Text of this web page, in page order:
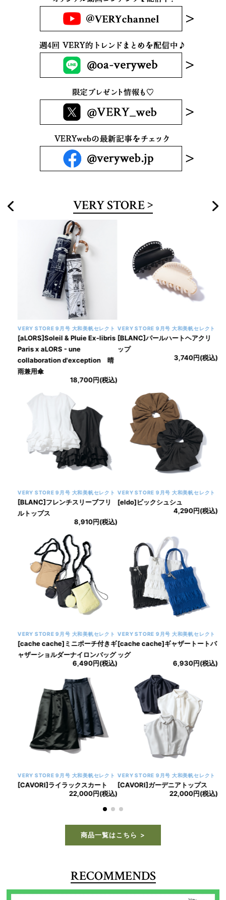
VERY STORE
VERY STORE 9月号 大和美帆セレクト
[aLORS]Soleil & Pluie Ex-libris
Paris x aLORS - une
collaboration d'exception 晴
雨兼用傘
18,700円(税込)
VERY STORE 9月号 大和美帆セレクト
[BLANC]パールハートヘアクリ
ップ
3,740円(税込)
VERY STORE 9月号 大和美帆セレクト
[BLANC]フレンチスリーブフリ
ルトップス
8,910円(税込)
VERY STORE 9月号 大和美帆セレクト
[eldo]ビックシュシュ
4,290円(税込)
VERY STORE 9月号 大和美帆セレクト
[cache cache]ミニポーチ付きギ
ャザーショルダーナイロンバッグ
6,490円(税込)
VERY STORE 9月号 大和美帆セレクト
[cache cache]ギャザートートバ
ッグ
6,930円(税込)
VERY STORE 9月号 大和美帆セレクト
[CAVORI]ライラックスカート
22,000円(税込)
VERY STORE 9月号 大和美帆セレクト
[CAVORI]ガーデニアトップス
22,000円(税込)
商品一覧はこちら
RECOMMENDS